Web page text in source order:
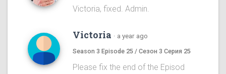
Victoria, fixed. Admin.
Victoria · a year ago
Season 3 Episode 25 / Сезон 3 Серия 25
Please fix the end of the Episod